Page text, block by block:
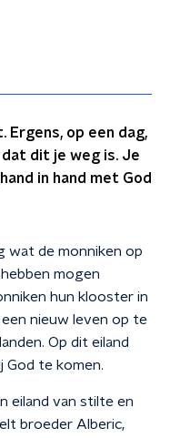
Ergens, op een dag,
dit je weg is. Je
in hand met God
wat de monniken op
mogen
hun klooster in
nieuw leven op te
Op dit eiland
God te komen.
eiland van stilte en
broeder Alberic,